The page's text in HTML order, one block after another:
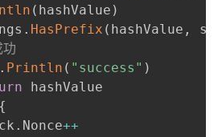
( hashValue )
. HasPrefix ( hashValue ,
. Println ( "success" )
hashValue
{
. Nonce++